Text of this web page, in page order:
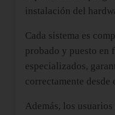
instalación del
Cada sistema es
probado y puesto en
especializados,
correctamente desde
Además, los